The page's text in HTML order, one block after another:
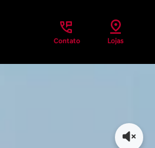
Contato Lojas